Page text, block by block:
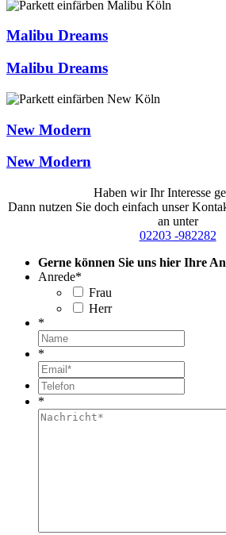
Malibu Dreams
Malibu Dreams
New Modern
New Modern
Haben wir Ihr Interesse
Dann nutzen Sie doch einfach unser
an unter
02203 -982282
Gerne können Sie uns hier Ihre
Anrede*
Frau
Herr
*
*
*